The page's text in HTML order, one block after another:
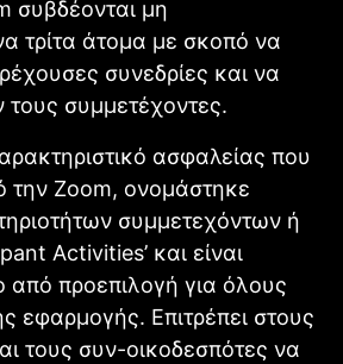
συβδέονται μη
τρίτα άτομα με σκοπό να
συνεδρίες και να
συμμετέχοντες.
ασφαλείας που
την Zoom, ονομάστηκε
συμμετεχόντων ή
Activities’ και είναι
από προεπιλογή για όλους
εφαρμογής. Επιτρέπει στους
τους συν-οικοδεσπότες να